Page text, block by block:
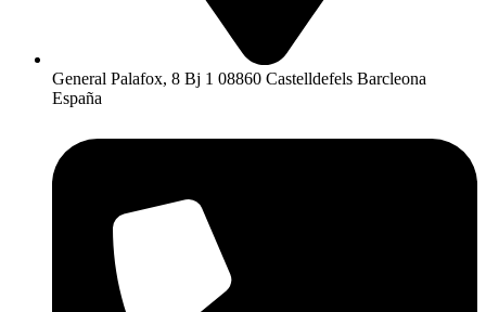
General Palafox, 8 Bj 1 08860 Castelldefels Barcleona
España